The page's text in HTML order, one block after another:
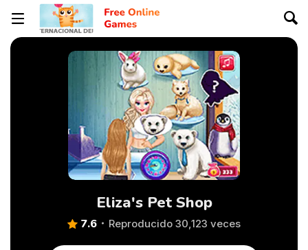
Eliza's Pet Shop
7.6 Reproducido 30,123 veces